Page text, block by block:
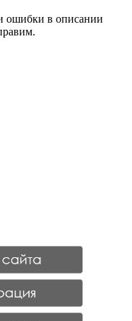
в описании